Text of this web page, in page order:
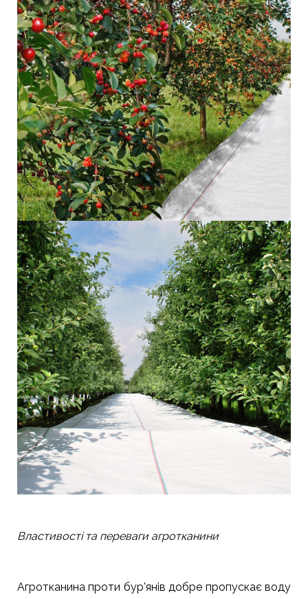
Властивості та переваги агротканини
Агротканина проти бур'янів добре пропускає воду